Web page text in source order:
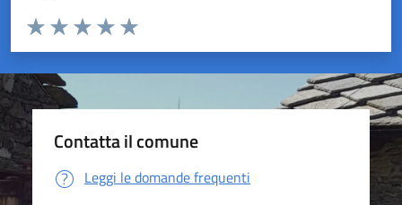
Valuta da 1 a 5 stelle la pagina
Valuta 5 stelle su 5
Valuta 4 stelle su 5
Valuta 3 stelle su 5
Valuta 2 stelle su 5
Valuta 1 stelle su 5
Contatta il comune
Leggi le domande frequenti